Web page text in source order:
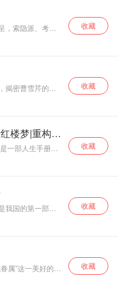
留下了巨大的话
维纳斯一样，多
么人们是不是真
了呢？著名作家
的研究，他认
芹的原笔原意。
写的是什么？
？著名作家刘心
后的真故事
，索隐派、考证
值和主题都有不
红楼梦》的研究
、冯其庸、蔡义
《红楼梦》的新
平身世、成书
分析、空间叙
清代园林的关
收藏
密曹雪芹的生
收藏
楼梦|重构红
一部人生手册，
界奇书，形成了
典，为了读它，
示了红楼梦故事
到微观，从故事
发人深省。 主
视红楼，让大
度读懂红楼，透
收藏
我国的第一部诗
的很多人来说，
中也有一些脍炙
“关关雎鸠，在河
些诗句，今天的
在引用的时候，
来看待，但它真
收藏
属”这一美好的愿
题，《西厢记》
剧。天下父母无
收藏